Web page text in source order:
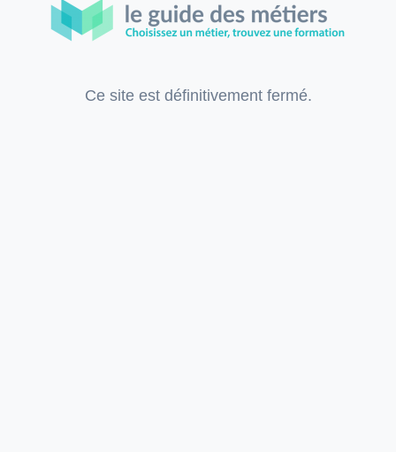
Ce site est définitivement fermé.